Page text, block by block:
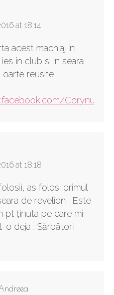
at 18:14
acest machiaj in
in club si in seara
reusite
Corynu
at 18:18
as folosi primul
de revelion . Este
pt ținuta pe care mi-
o deja . Sărbători